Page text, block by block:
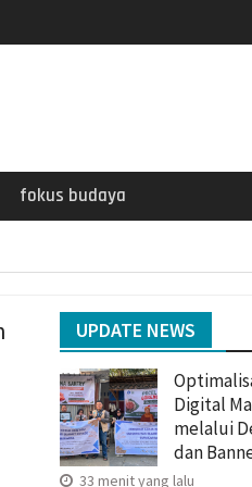
fokus budaya
UPDATE NEWS
Digital
melalui
dan
33 menit yang lalu